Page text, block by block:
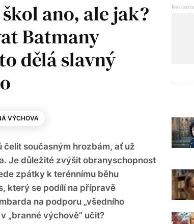
ano, ale jak?
Batmany
dělá slavný
VÝCHOVA
současným hrozbám, ať už
Je důležité zvýšit obranyschopnost
zpátky k terénnímu běhu
který se podílí na přípravě
na podporu „všedního
„branné výchově“ učit?